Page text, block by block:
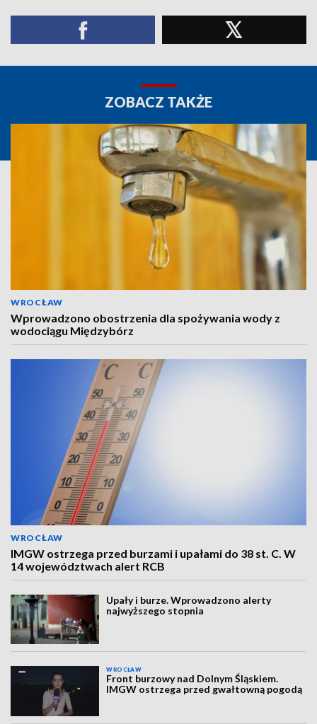
ZOBACZ TAKŻE
WROCŁAW
Wprowadzono obostrzenia dla spożywania wody z
wodociągu Międzybórz
WROCŁAW
IMGW ostrzega przed burzami i upałami do 38 st. C. W
14 województwach alert RCB
Upały i burze. Wprowadzono alerty
najwyższego stopnia
WROCŁAW
Front burzowy nad Dolnym Śląskiem.
IMGW ostrzega przed gwałtowną pogodą